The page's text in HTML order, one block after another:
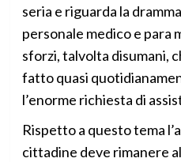
seria e riguarda la
personale medico e para
sforzi, talvolta disumani,
fatto quasi
l’enorme richiesta di
Rispetto a questo tema
cittadine deve rimanere